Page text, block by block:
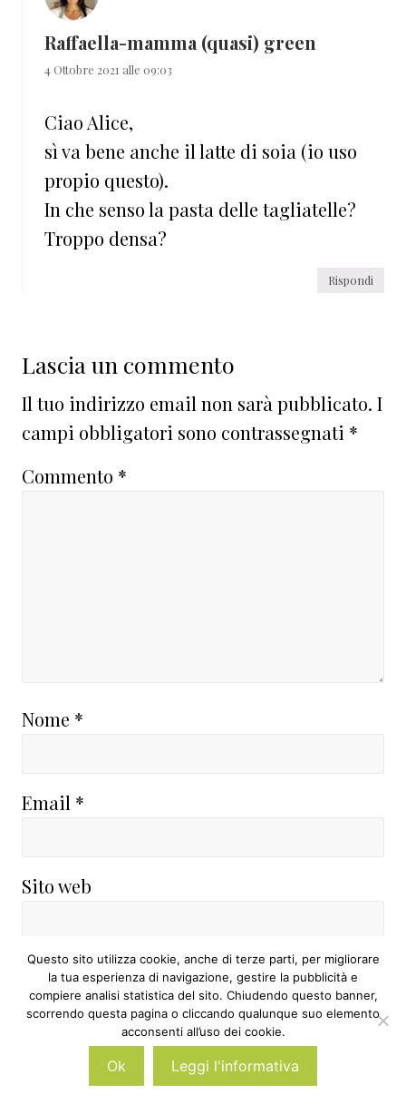
Raffaella-mamma (quasi) green
4 Ottobre 2021 alle 09:03
Ciao Alice,
sì va bene anche il latte di soia (io uso
propio questo).
In che senso la pasta delle tagliatelle?
Troppo densa?
Rispondi
Lascia un commento
Il tuo indirizzo email non sarà pubblicato. I
campi obbligatori sono contrassegnati *
Commento *
Nome *
Email *
Sito web
Avvertimi via email in caso di risposte al
mio commento.
Questo sito utilizza cookie, anche di terze parti, per migliorare
la tua esperienza di navigazione, gestire la pubblicità e
compiere analisi statistica del sito. Chiudendo questo banner,
scorrendo questa pagina o cliccando qualunque suo elemento
acconsenti all’uso dei cookie.
Ok Leggi l'informativa